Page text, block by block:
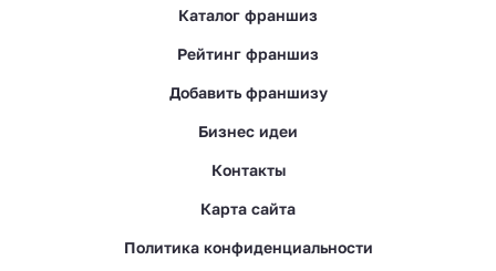
Каталог франшиз
Рейтинг франшиз
Добавить франшизу
Бизнес идеи
Контакты
Карта сайта
Политика конфиденциальности